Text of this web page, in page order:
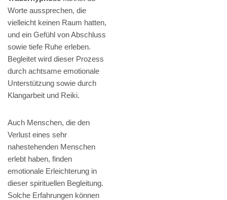
Worte aussprechen, die
vielleicht keinen Raum hatten,
und ein Gefühl von Abschluss
sowie tiefe Ruhe erleben.
Begleitet wird dieser Prozess
durch achtsame emotionale
Unterstützung sowie durch
Klangarbeit und Reiki.
Auch Menschen, die den
Verlust eines sehr
nahestehenden Menschen
erlebt haben, finden
emotionale Erleichterung in
dieser spirituellen Begleitung.
Solche Erfahrungen können